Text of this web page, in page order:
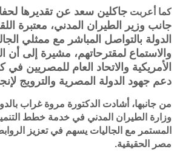
كما أعربت جاكلين سعد عن تقديرها
جانب وزير الطيران المدني، معتبرة
الدولة بالتواصل المباشر مع ممثلي
والاستماع لمقترحاتهم، مشيرة إلى أن
الأمريكية والاتحاد العام للمصريين
دعم جهود الدولة المصرية والترويج
من جانبها، أشادت الدكتورة مروة غراب
وزارة الطيران المدني في خدمة خطط
المستمر مع الجاليات يسهم في تعزيز
مصر الحقيقية.